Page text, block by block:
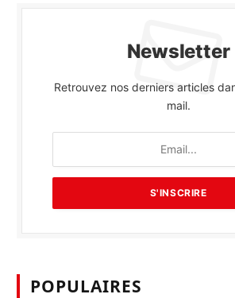
Newsletter
Retrouvez nos derniers articles
mail.
POPULAIRES